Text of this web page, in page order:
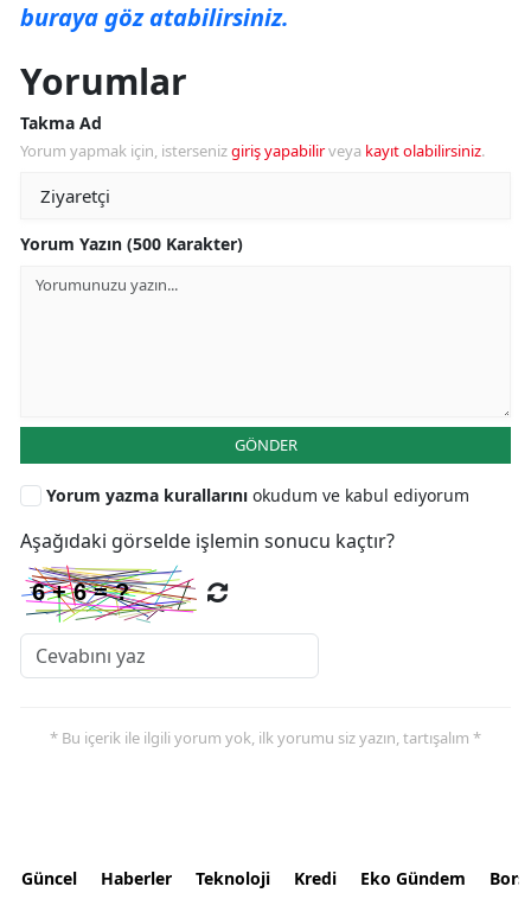
buraya göz atabilirsiniz.
Yorumlar
Takma Ad
Yorum yapmak için, istersenizgiriş yapabilirveya kayıt olabilirsiniz.
Yorum Yazın (500 Karakter)
GÖNDER
Yorum yazma kurallarını okudum ve kabul ediyorum
Aşağıdaki görselde işlemin sonucu kaçtır?
* Bu içerik ile ilgili yorum yok, ilk yorumu siz yazın, tartışalım *
Güncel Haberler Teknoloji Kredi Eko Gündem